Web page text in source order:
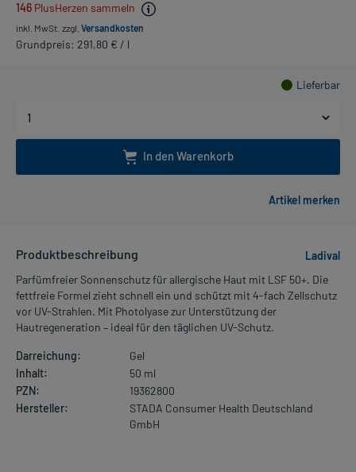
146 PlusHerzen sammeln
inkl. MwSt. zzgl. Versandkosten
Grundpreis: 291,80 € / l
Lieferbar
In den Warenkorb
Produktbeschreibung
Ladival
Parfümfreier Sonnenschutz für allergische Haut mit LSF 50+. Die
fettfreie Formel zieht schnell ein und schützt mit 4-fach Zellschutz
vor UV-Strahlen. Mit Photolyase zur Unterstützung der
Hautregeneration – ideal für den täglichen UV-Schutz.
Darreichung:
Gel
Inhalt:
50 ml
PZN:
19362800
Hersteller:
STADA Consumer Health Deutschland
GmbH